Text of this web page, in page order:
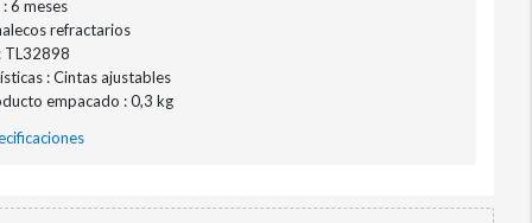
6 meses
refractarios
TL32898
: Cintas ajustables
empacado : 0,3 kg